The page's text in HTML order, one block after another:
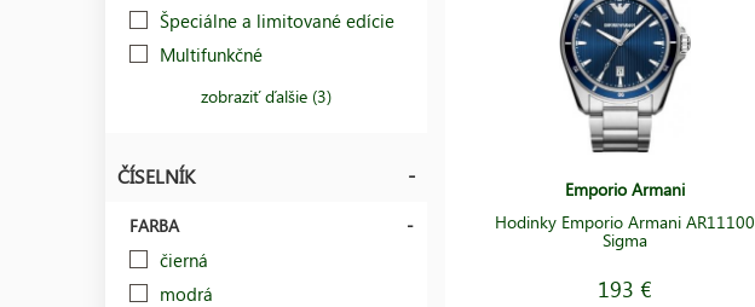
Špeciálne a limitované edície
Multifunkčné
zobraziť ďalšie (3)
ČÍSELNÍK
FARBA
čierná
modrá
Emporio Armani
Hodinky Emporio Armani AR11100
Sigma
193 €